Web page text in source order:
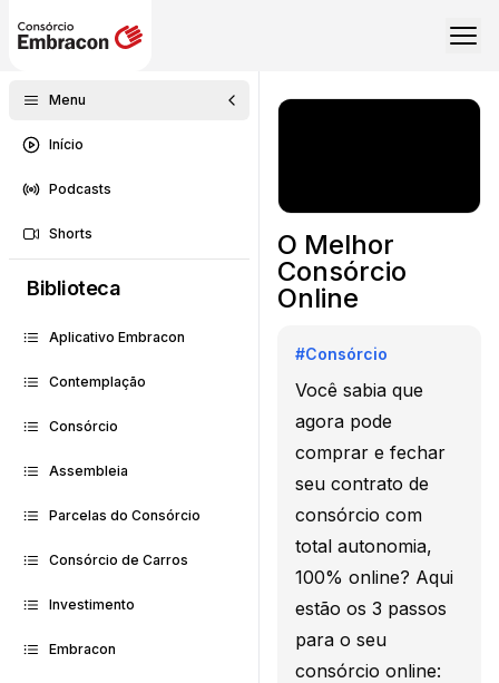
Menu
Início
Podcasts
Shorts
Biblioteca
Aplicativo Embracon
Contemplação
Consórcio
Assembleia
Parcelas do Consórcio
Consórcio de Carros
Investimento
Embracon
O Melhor
Consórcio
Online
#Consórcio
Você sabia que
agora pode
comprar e fechar
seu contrato de
consórcio com
total autonomia,
100% online? Aqui
estão os 3 passos
para o seu
consórcio online: